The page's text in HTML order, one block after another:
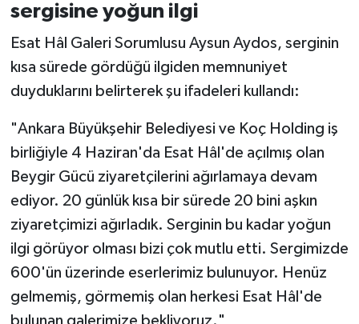
sergisine yoğun ilgi
Esat Hâl Galeri Sorumlusu Aysun Aydos, serginin
kısa sürede gördüğü ilgiden memnuniyet
duyduklarını belirterek şu ifadeleri kullandı:
"Ankara Büyükşehir Belediyesi ve Koç Holding iş
birliğiyle 4 Haziran'da Esat Hâl'de açılmış olan
Beygir Gücü ziyaretçilerini ağırlamaya devam
ediyor. 20 günlük kısa bir sürede 20 bini aşkın
ziyaretçimizi ağırladık. Serginin bu kadar yoğun
ilgi görüyor olması bizi çok mutlu etti. Sergimizde
600'ün üzerinde eserlerimiz bulunuyor. Henüz
gelmemiş, görmemiş olan herkesi Esat Hâl'de
bulunan galerimize bekliyoruz."